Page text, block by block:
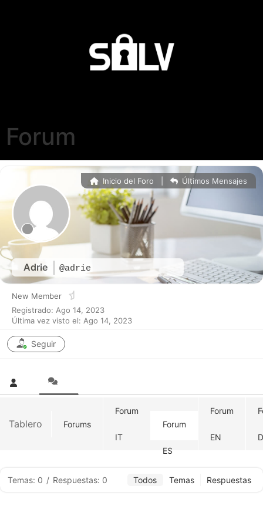
Forum
Adrie @adrie
Inicio del Foro Últimos Mensajes
New Member
Registrado: Ago 14, 2023
Última vez visto el: Ago 14, 2023
Seguir
Tablero Forums
Forum
IT
Forum
ES
Forum
EN
Temas: 0 / Respuestas: 0 Todos Temas Respuestas